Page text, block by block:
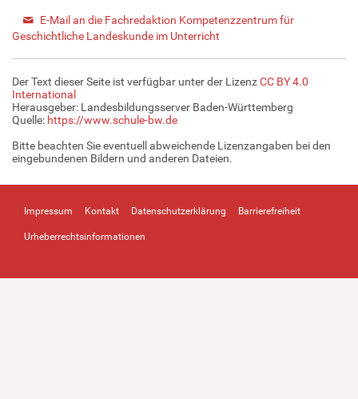
E-Mail an die Fachredaktion Kompetenzzentrum für
Geschichtliche Landeskunde im Unterricht
Der Text dieser Seite ist verfügbar unter der LizenzCC BY 4.0
International
Herausgeber: Landesbildungsserver Baden-Württemberg
Quelle: https://www.schule-bw.de
Bitte beachten Sie eventuell abweichende Lizenzangaben bei den
eingebundenen Bildern und anderen Dateien.
Impressum Kontakt Datenschutzerklärung Barrierefreiheit
Urheberrechtsinformationen